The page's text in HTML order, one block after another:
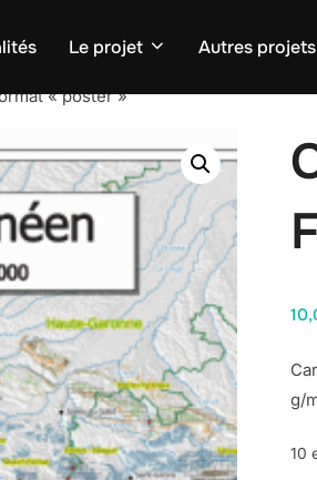
Le projet Autres projets
« poster »
g/
10